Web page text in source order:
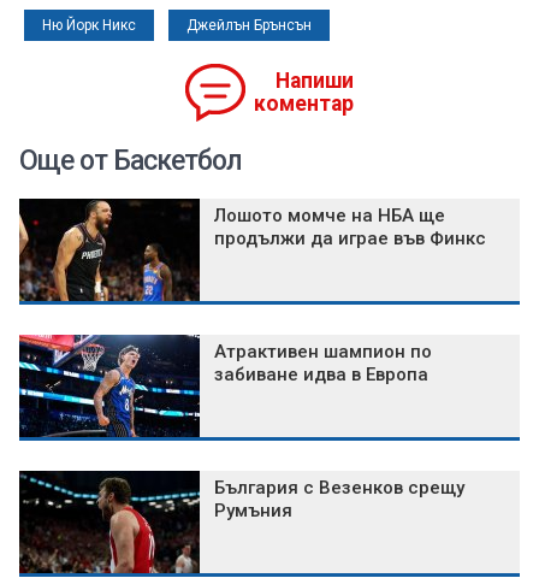
Ню Йорк Никс Джейлън Брънсън
Напиши
коментар
Още от Баскетбол
Лошото момче на НБА ще
продължи да играе във Финкс
Атрактивен шампион по
забиване идва в Европа
България с Везенков срещу
Румъния